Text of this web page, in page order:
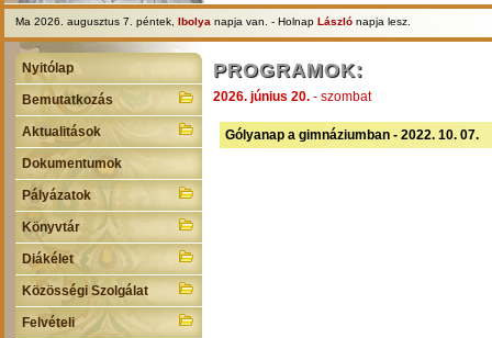
Ma 2026. augusztus 7. péntek, Ibolya napja van. - Holnap László napja lesz.
Nyitólap
Bemutatkozás
Aktualitások
Dokumentumok
Pályázatok
Könyvtár
Diákélet
Közösségi Szolgálat
Felvételi
PROGRAMOK:
2026. június 20. - szombat
Gólyanap a gimnáziumban - 2022. 10. 07.